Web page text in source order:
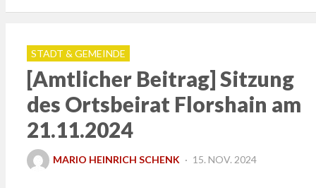
STADT & GEMEINDE
[Amtlicher Beitrag] Sitzung
des Ortsbeirat Florshain am
21.11.2024
MARIO HEINRICH SCHENK
POSTED
15. NOV. 2024